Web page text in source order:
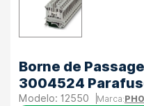
Borne de
3004524
12550